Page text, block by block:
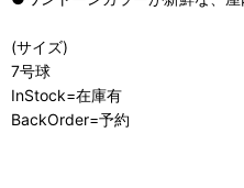
(サイズ)
7号球
InStock=在庫有
BackOrder=予約